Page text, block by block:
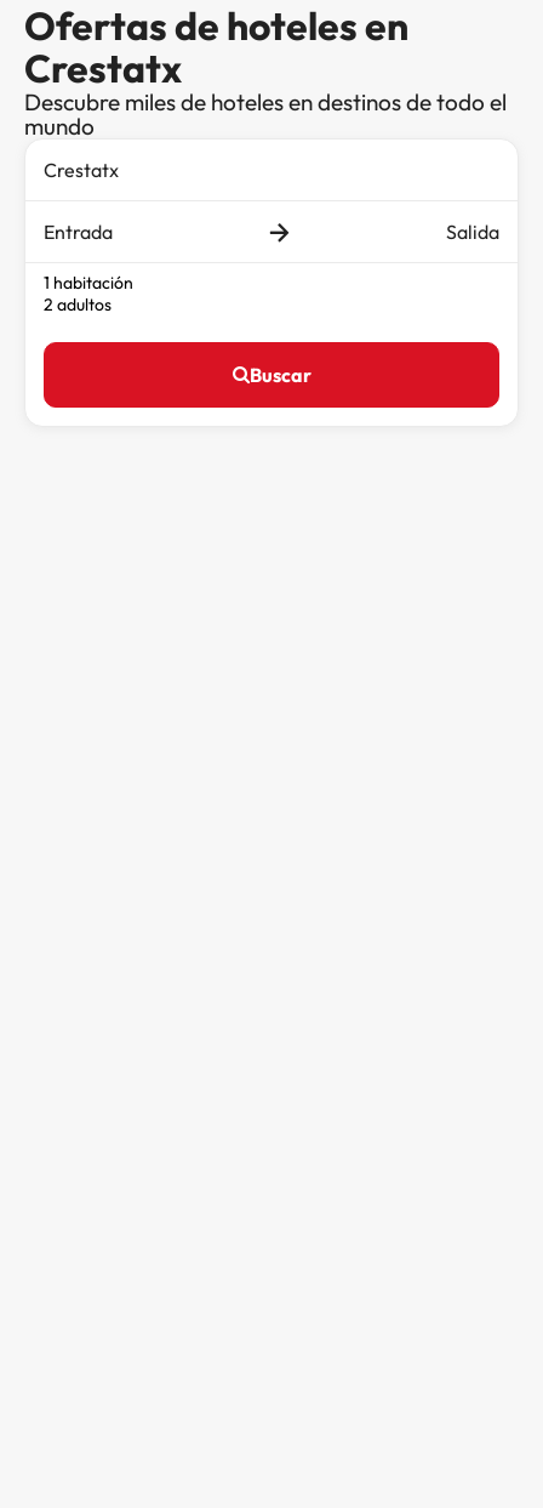
Ofertas de hoteles en
Crestatx
Descubre miles de hoteles en destinos de todo el
mundo
Entrada Salida
1 habitación
2 adultos
Buscar